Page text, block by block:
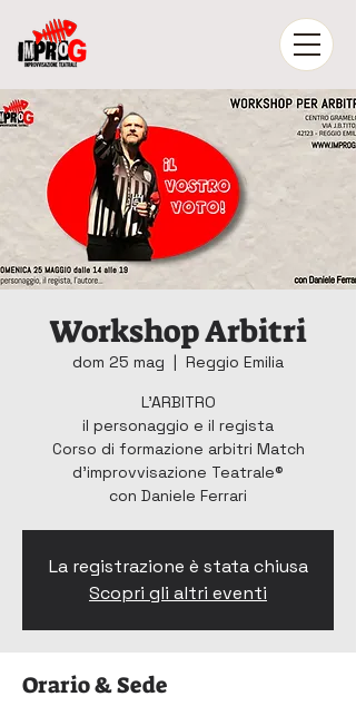
Workshop Arbitri
dom 25 mag
  |
Reggio Emilia
L'ARBITRO
il personaggio e il regista
Corso di formazione arbitri Match
d’improvvisazione Teatrale®
con Daniele Ferrari
La registrazione è stata chiusa
Scopri gli altri eventi
Orario & Sede